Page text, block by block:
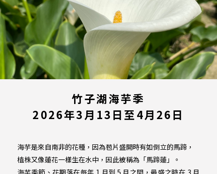
竹子湖海芋季
2026年3月13日至4月26日
海芋是來自南非的花種，因為苞片盛開時有如倒立的馬蹄，
植株又像蓮花一樣生在水中，因此被稱為「馬蹄蓮」。
海芋季節、花期落在每年 1 月到 5 月之間，最盛之時在 3 月